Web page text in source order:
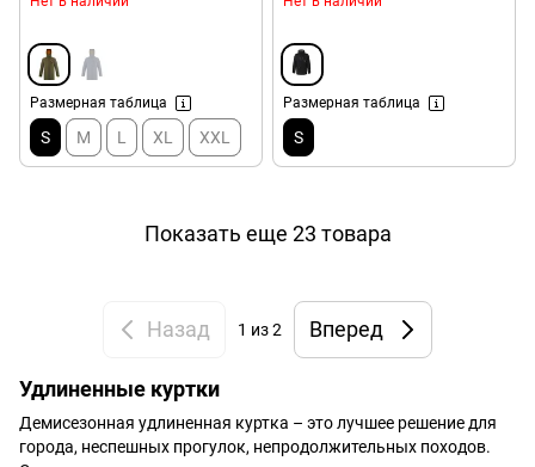
Размерная таблица
S M L XL XXL
Размерная таблица
S
Показать еще 23 товара
Назад 1 из 2 Вперед
Удлиненные куртки
Демисезонная удлиненная куртка – это лучшее решение для
города, неспешных прогулок, непродолжительных походов.